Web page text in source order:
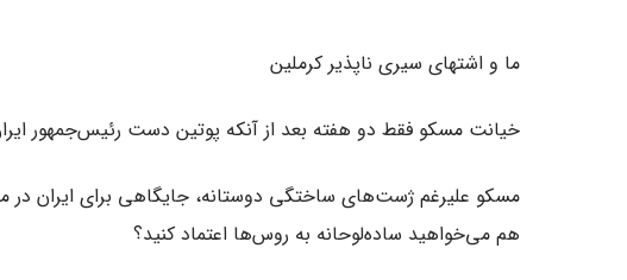
ما و اشتهای سیری ناپذیر کرملین
خیانت مسکو فقط دو هفته بعد از آنکه پوتین دست رئیس‌جمهور
مسکو علیرغم ژست‌های ساختگی دوستانه، جایگاهی برای ایران در
هم می‌خواهید ساده‌لوحانه به روس‌ها اعتماد کنید؟